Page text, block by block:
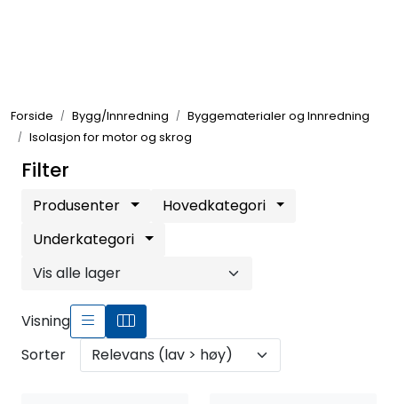
Forside Bygg/Innredning
Byggematerialer og Innredning
Isolasjon for motor og skrog
Filter
Produsenter
Hovedkategori
Underkategori
Visning
Sorter
Elektrisk
Bygg/Innredning
Komfort
Motor/Styring